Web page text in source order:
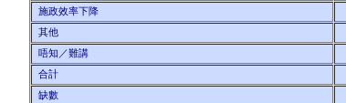
施政效率下降
其他
唔知／難講
合計
缺數